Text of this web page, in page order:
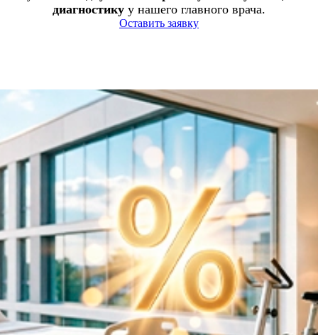
диагностику у нашего главного врача.
Оставить заявку